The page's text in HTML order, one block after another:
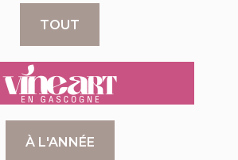
TOUT
VINEART
À L'ANNÉE